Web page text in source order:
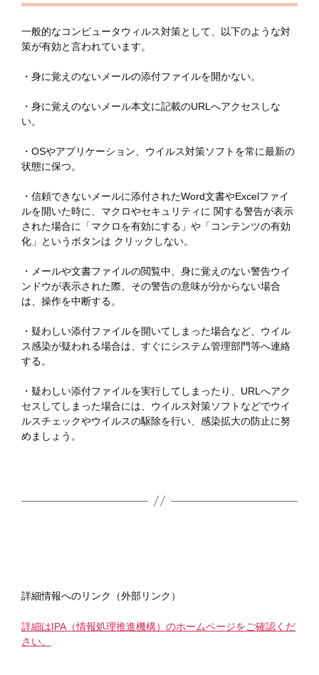
一般的なコンピュータウィルス対策として、以下のような対
策が有効と言われています。
・身に覚えのないメールの添付ファイルを開かない。
・身に覚えのないメール本文に記載のURLへアクセスしな
い。
・OSやアプリケーション、ウイルス対策ソフトを常に最新の
状態に保つ。
・信頼できないメールに添付されたWord文書やExcelファイ
ルを開いた時に、マクロやセキュリティに 関する警告が表示
された場合に「マクロを有効にする」や「コンテンツの有効
化」というボタンは クリックしない。
・メールや文書ファイルの閲覧中、身に覚えのない警告ウイ
ンドウが表示された際、その警告の意味が分からない場合
は、操作を中断する。
・疑わしい添付ファイルを開いてしまった場合など、ウイル
ス感染が疑われる場合は、すぐにシステム管理部門等へ連絡
する。
・疑わしい添付ファイルを実行してしまったり、URLへアク
セスしてしまった場合には、ウイルス対策ソフトなどでウイ
ルスチェックやウイルスの駆除を行い、感染拡大の防止に努
めましょう。
詳細情報へのリンク（外部リンク）
詳細はIPA（情報処理推進機構）のホームページをご確認くだ
さい。